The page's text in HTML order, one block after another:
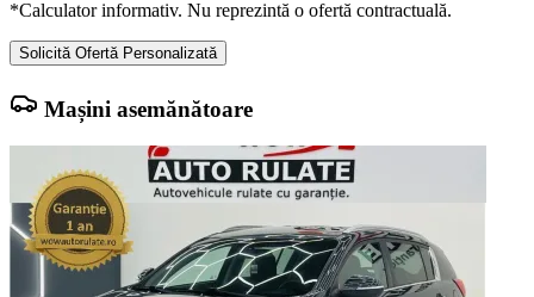
*Calculator informativ. Nu reprezintă o ofertă contractuală.
Solicită Ofertă Personalizată
Mașini asemănătoare